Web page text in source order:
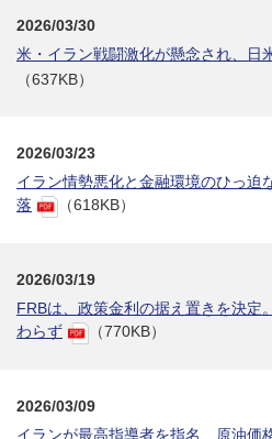
2026/03/30
米・イラン戦闘激化が懸念され、日
（637KB）
2026/03/23
イラン情勢悪化と金融環境のひっ迫
落
（618KB）
2026/03/19
FRBは、政策金利の据え置きを決定
わらず
（770KB）
2026/03/09
イランが最高指導者を指名 原油価